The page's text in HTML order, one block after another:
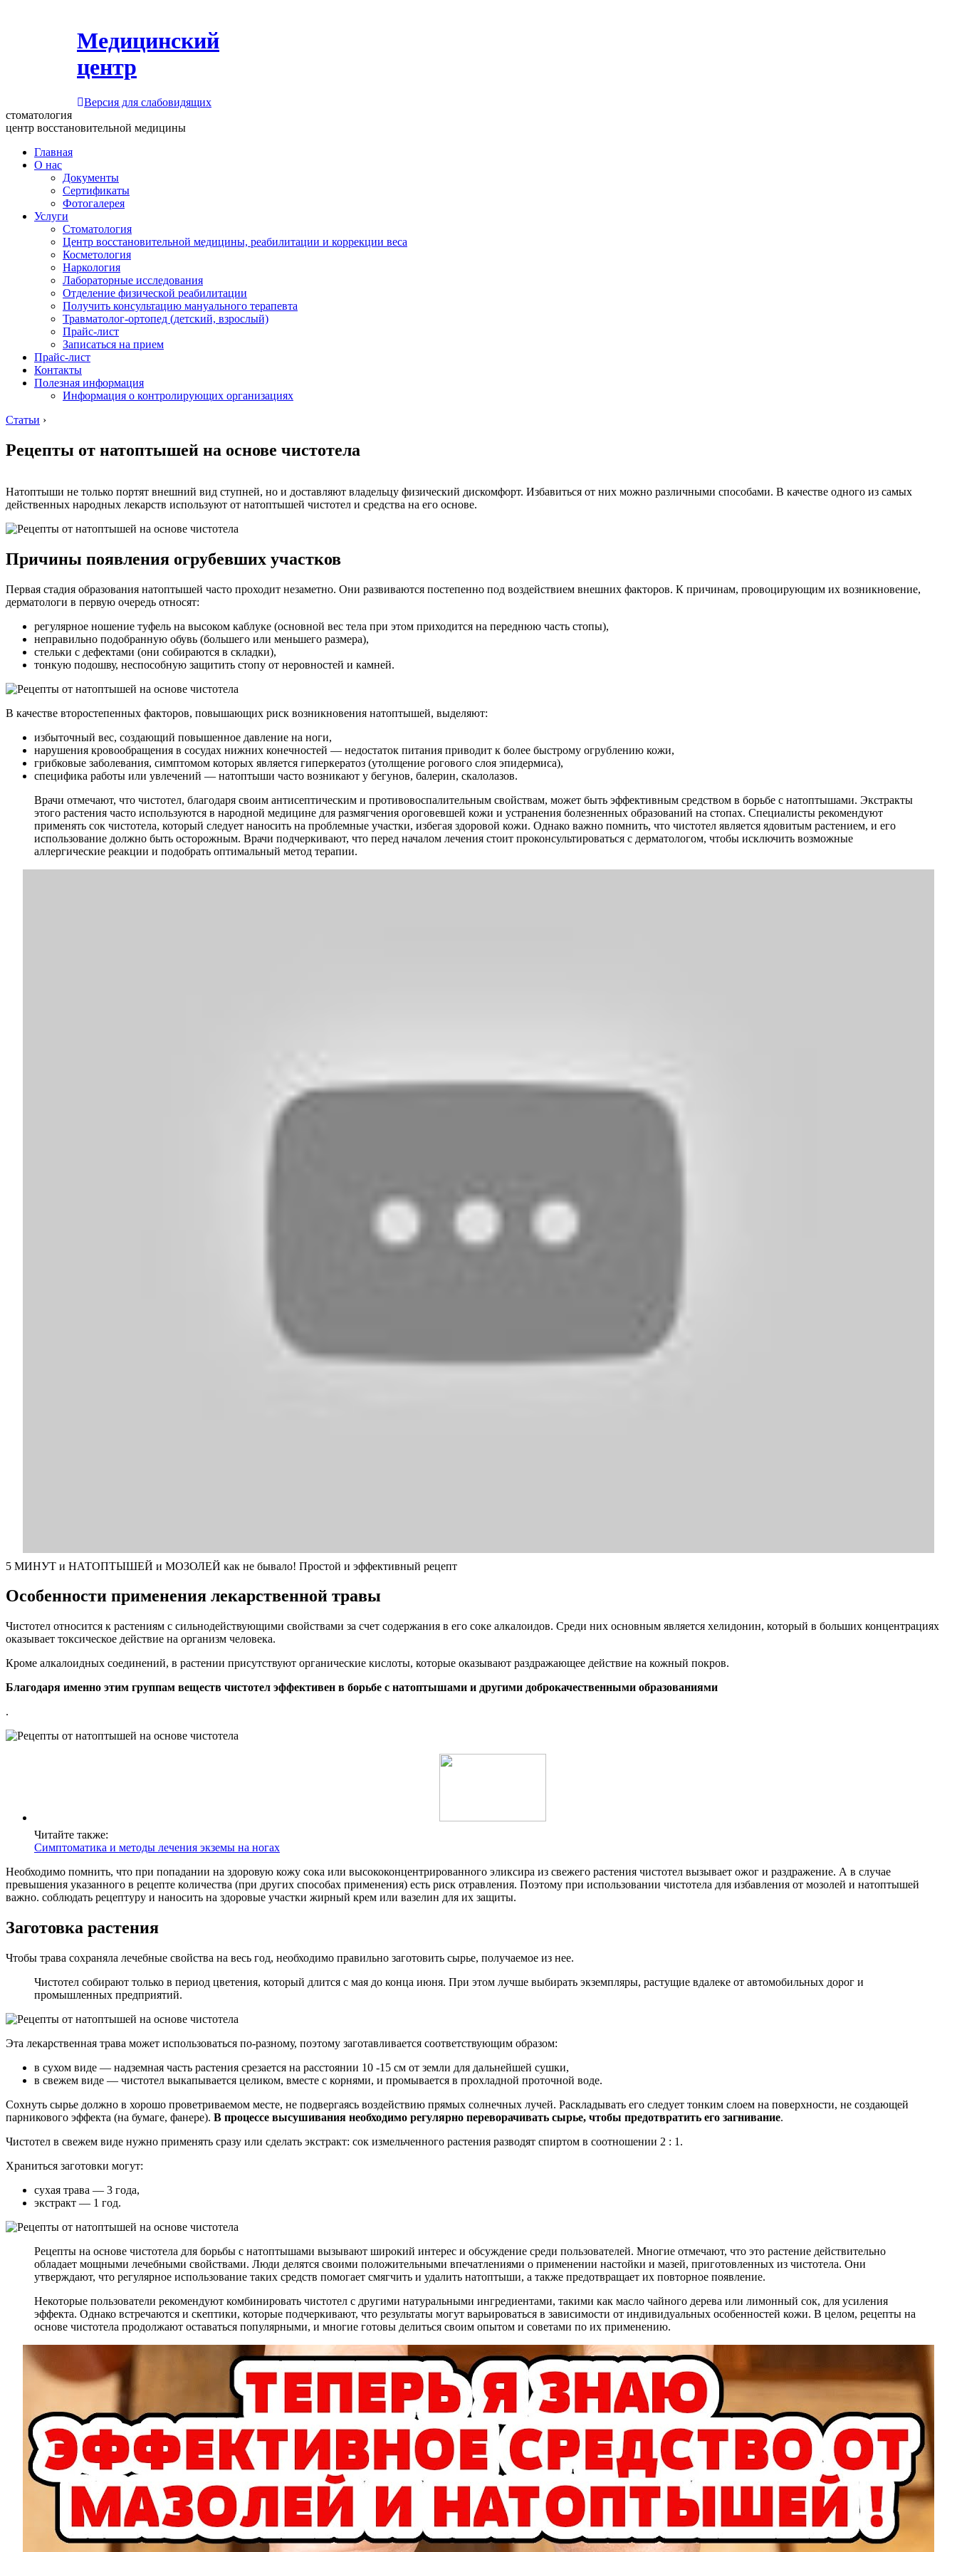
Медицинский
центр
Версия для слабовидящих
стоматология
центр восстановительной медицины
Главная
О нас
Документы
Сертификаты
Фотогалерея
Услуги
Стоматология
Центр восстановительной медицины, реабилитации и коррекции веса
Косметология
Наркология
Лабораторные исследования
Отделение физической реабилитации
Получить консультацию мануального терапевта
Травматолог-ортопед (детский, взрослый)
Прайс-лист
Записаться на прием
Прайс-лист
Контакты
Полезная информация
Информация о контролирующих организациях
Статьи ›
Рецепты от натоптышей на основе чистотела
Натоптыши не только портят внешний вид ступней, но и доставляют владельцу физический дискомфорт. Избавиться от них можно различными способами. В качестве одного из самых
действенных народных лекарств используют от натоптышей чистотел и средства на его основе.
Причины появления огрубевших участков
Первая стадия образования натоптышей часто проходит незаметно. Они развиваются постепенно под воздействием внешних факторов. К причинам, провоцирующим их возникновение,
дерматологи в первую очередь относят:
регулярное ношение туфель на высоком каблуке (основной вес тела при этом приходится на переднюю часть стопы),
неправильно подобранную обувь (большего или меньшего размера),
стельки с дефектами (они собираются в складки),
тонкую подошву, неспособную защитить стопу от неровностей и камней.
В качестве второстепенных факторов, повышающих риск возникновения натоптышей, выделяют:
избыточный вес, создающий повышенное давление на ноги,
нарушения кровообращения в сосудах нижних конечностей — недостаток питания приводит к более быстрому огрублению кожи,
грибковые заболевания, симптомом которых является гиперкератоз (утолщение рогового слоя эпидермиса),
специфика работы или увлечений — натоптыши часто возникают у бегунов, балерин, скалолазов.
Врачи отмечают, что чистотел, благодаря своим антисептическим и противовоспалительным свойствам, может быть эффективным средством в борьбе с натоптышами. Экстракты
этого растения часто используются в народной медицине для размягчения ороговевшей кожи и устранения болезненных образований на стопах. Специалисты рекомендуют
применять сок чистотела, который следует наносить на проблемные участки, избегая здоровой кожи. Однако важно помнить, что чистотел является ядовитым растением, и его
использование должно быть осторожным. Врачи подчеркивают, что перед началом лечения стоит проконсультироваться с дерматологом, чтобы исключить возможные
аллергические реакции и подобрать оптимальный метод терапии.
5 МИНУТ и НАТОПТЫШЕЙ и МОЗОЛЕЙ как не бывало! Простой и эффективный рецепт
Особенности применения лекарственной травы
Чистотел относится к растениям с сильнодействующими свойствами за счет содержания в его соке алкалоидов. Среди них основным является хелидонин, который в больших концентрациях
оказывает токсическое действие на организм человека.
Кроме алкалоидных соединений, в растении присутствуют органические кислоты, которые оказывают раздражающее действие на кожный покров.
Благодаря именно этим группам веществ чистотел эффективен в борьбе с натоптышами и другими доброкачественными образованиями
.
Читайте также:
Симптоматика и методы лечения экземы на ногах
Необходимо помнить, что при попадании на здоровую кожу сока или высококонцентрированного эликсира из свежего растения чистотел вызывает ожог и раздражение. А в случае
превышения указанного в рецепте количества (при других способах применения) есть риск отравления. Поэтому при использовании чистотела для избавления от мозолей и натоптышей
важно. соблюдать рецептуру и наносить на здоровые участки жирный крем или вазелин для их защиты.
Заготовка растения
Чтобы трава сохраняла лечебные свойства на весь год, необходимо правильно заготовить сырье, получаемое из нее.
Чистотел собирают только в период цветения, который длится с мая до конца июня. При этом лучше выбирать экземпляры, растущие вдалеке от автомобильных дорог и
промышленных предприятий.
Эта лекарственная трава может использоваться по-разному, поэтому заготавливается соответствующим образом:
в сухом виде — надземная часть растения срезается на расстоянии 10 -15 см от земли для дальнейшей сушки,
в свежем виде — чистотел выкапывается целиком, вместе с корнями, и промывается в прохладной проточной воде.
Сохнуть сырье должно в хорошо проветриваемом месте, не подвергаясь воздействию прямых солнечных лучей. Раскладывать его следует тонким слоем на поверхности, не создающей
парникового эффекта (на бумаге, фанере). В процессе высушивания необходимо регулярно переворачивать сырье, чтобы предотвратить его загнивание.
Чистотел в свежем виде нужно применять сразу или сделать экстракт: сок измельченного растения разводят спиртом в соотношении 2 : 1.
Храниться заготовки могут:
сухая трава — 3 года,
экстракт — 1 год.
Рецепты на основе чистотела для борьбы с натоптышами вызывают широкий интерес и обсуждение среди пользователей. Многие отмечают, что это растение действительно
обладает мощными лечебными свойствами. Люди делятся своими положительными впечатлениями о применении настойки и мазей, приготовленных из чистотела. Они
утверждают, что регулярное использование таких средств помогает смягчить и удалить натоптыши, а также предотвращает их повторное появление.
Некоторые пользователи рекомендуют комбинировать чистотел с другими натуральными ингредиентами, такими как масло чайного дерева или лимонный сок, для усиления
эффекта. Однако встречаются и скептики, которые подчеркивают, что результаты могут варьироваться в зависимости от индивидуальных особенностей кожи. В целом, рецепты на
основе чистотела продолжают оставаться популярными, и многие готовы делиться своим опытом и советами по их применению.